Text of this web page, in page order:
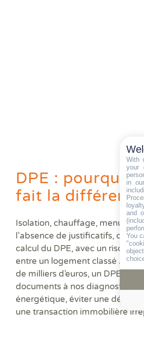
DPE : pourquoi
fait la
Isolation, chauffage,
l’absence de justificatifs,
calcul du DPE, avec un risque
entre un logement classé A et
de milliers d’euros, un DPE
documents à nos
énergétique, éviter une décote
une transaction immobilière
With
your
in
and
You